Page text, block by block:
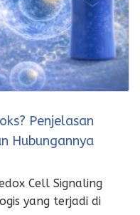
Penjelasan
Hubungannya
Cell Signaling
yang terjadi di